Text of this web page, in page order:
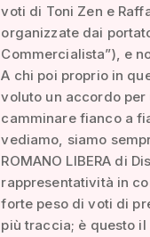
voti di Toni Zen e
organizzate dai
Commercialista”), e
A chi poi proprio in
voluto un accordo
camminare fianco a
vediamo, siamo
ROMANO LIBERA di
rappresentatività in
forte peso di voti di
più traccia; è questo